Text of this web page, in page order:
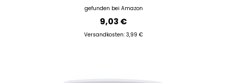
gefunden bei Amazon
9,03 €
Versandkosten: 3,99 €